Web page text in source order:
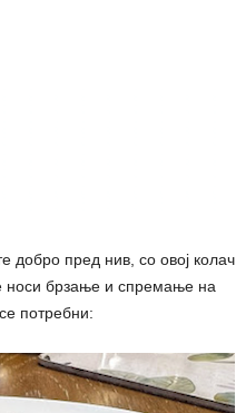
добро пред нив, со овој колач
носи брзање и спремање на
потребни: